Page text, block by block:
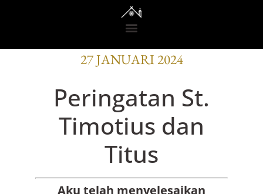
BACAAN OFISI
27 JANUARI 2024
Peringatan St.
Timotius dan
Titus
Aku telah menyelesaikan